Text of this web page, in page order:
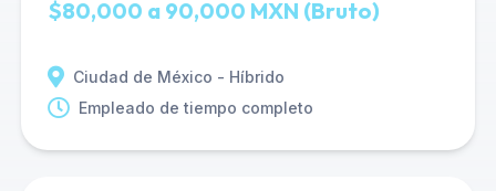
$80,000 a 90,000 MXN (Bruto)
Ciudad de México - Híbrido
Empleado de tiempo completo